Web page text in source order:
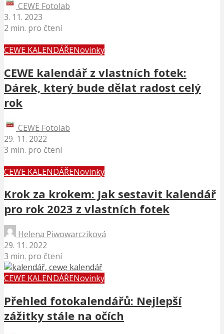
CEWE Fotolab
3. 11. 2023
2 min. pro čtení
CEWE KALENDÁŘENovinky
CEWE kalendář z vlastních fotek:
Dárek, který bude dělat radost celý
rok
CEWE Fotolab
29. 11. 2022
3 min. pro čtení
CEWE KALENDÁŘENovinky
Krok za krokem: Jak sestavit kalendář
pro rok 2023 z vlastních fotek
Helena Piwowarcziková
29. 11. 2022
3 min. pro čtení
CEWE KALENDÁŘENovinky
Přehled fotokalendářů: Nejlepší
zážitky stále na očích